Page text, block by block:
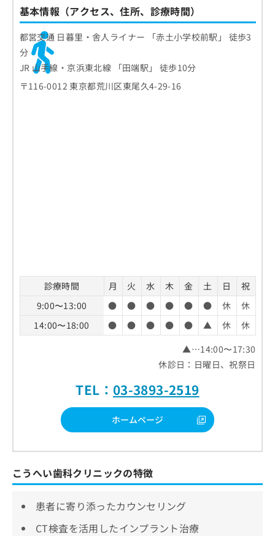
基本情報（アクセス、住所、診療時間）
都営交通 日暮里・舎人ライナー 「赤土小学校前駅」 徒歩3
分
JR 山手線・京浜東北線 「田端駅」 徒歩10分
〒116-0012 東京都荒川区東尾久4-29-16
診療時間 月 火 水 木 金 土 日
祝
9:00〜13:00
● ● ● ● ● ● 休
休
14:00〜18:00
● ● ● ● ● ▲ 休
休
▲…14:00〜17:30
休診日：日曜日、祝祭日
TEL： 03-3893-2519
ホームページ
こうへい歯科クリニックの特徴
患者に寄り添ったカウンセリング
CT検査を活用したインプラント治療